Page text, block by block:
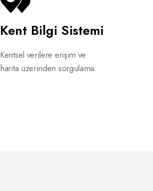
Kent Bilgi Sistemi
Kentsel verilere erişim ve
harita üzerinden sorgulama.